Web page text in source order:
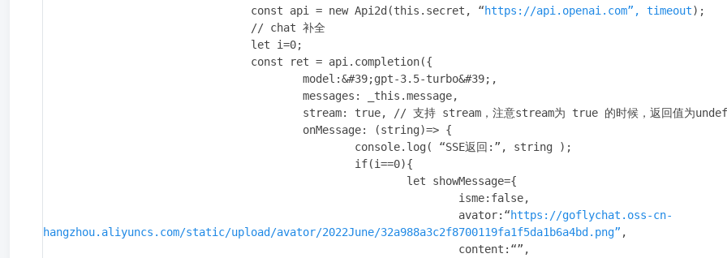
				const api = new Api2d(this.secret, “
https://api.openai.com”, timeout);
								avator:“
https://goflychat.oss-cn-
hangzhou.aliyuncs.com/static/upload/avator/2022June/32a988a3c2f8700119fa1f5da1b6a4bd.png” ,